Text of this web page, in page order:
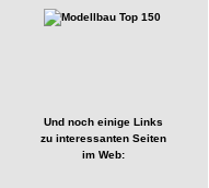
Und noch einige Links
zu interessanten Seiten
im Web: